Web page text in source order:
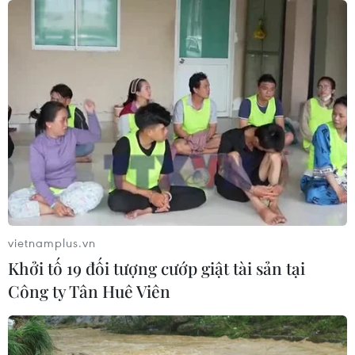
Hormuz
05/08/2026 22:43
Houthi bị nghi đứng sau vụ
tấn công đánh chìm tàu hàng Ấn Độ
trên Biển Đỏ
05/08/2026 15:29
Israel và Liban không đạt tiến triển
trong ngày đàm phán đầu tiên
05/08/2026 15:01
Xung đột tại Trung Đông: Tàu hàng
Ấn Độ bị đánh chìm trên Biển Đỏ
vietnamplus.vn
Khởi tố 19 đối tượng cướp giật tài sản tại
Công ty Tân Huê Viên